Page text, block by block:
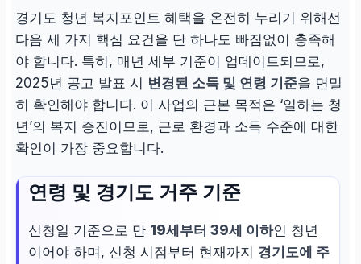
경기도 청년 복지포인트 혜택을 온전히 누리기 위해선
다음 세 가지 핵심 요건을 단 하나도 빠짐없이 충족해
야 합니다. 특히, 매년 세부 기준이 업데이트되므로,
2025년 공고 발표 시 변경된 소득 및 연령 기준을 면밀
히 확인해야 합니다. 이 사업의 근본 목적은 ‘일하는 청
년’의 복지 증진이므로, 근로 환경과 소득 수준에 대한
확인이 가장 중요합니다.
연령 및 경기도 거주 기준
신청일 기준으로 만 19세부터 39세 이하인 청년
이어야 하며, 신청 시점부터 현재까지 경기도에 주